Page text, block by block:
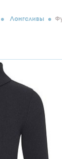
Лонгсливы